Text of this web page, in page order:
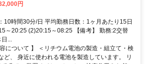
ク通勤不可
円
10時間30分/日 平均勤務日数：1ヶ月あたり15日
～20:25 (2)20:15～08:25 【備考】 勤務:2交替
...
について 】 ＜リチウム電池の製造・組立て・検
ど、 身近に使われる電池を製造しています。 リ